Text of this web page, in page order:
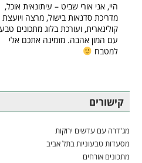
היי, אני אורי שביט – עיתונאית אוכל,
מדריכת סדנאות בישול, מרצה ויועצת
קולינארית, ועורכת בלוג מתכונים
עם המון אהבה. מזמינה אתכם אלי
למטבח
קישורים
מג'דרה עם עדשים ירוקות
מסעדות טבעוניות בתל אביב
מתכונים אורחים